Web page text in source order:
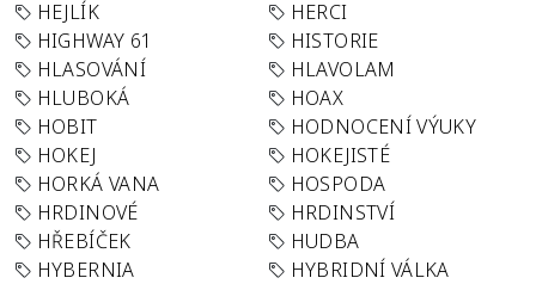
HEJLÍK
HERCI
HIGHWAY 61
HISTORIE
HLASOVÁNÍ
HLAVOLAM
HLUBOKÁ
HOAX
HOBIT
HODNOCENÍ VÝUKY
HOKEJ
HOKEJISTÉ
HORKÁ VANA
HOSPODA
HRDINOVÉ
HRDINSTVÍ
HŘEBÍČEK
HUDBA
HYBERNIA
HYBRIDNÍ VÁLKA